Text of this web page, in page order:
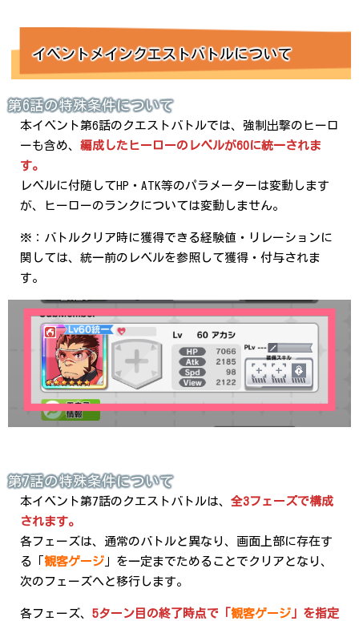
イベントメインクエストバトルについて
第6話の特殊条件について
本イベント第6話のクエストバトルでは、強制出撃のヒーロ
ーも含め、 編成したヒーローのレベルが60に統一されま
す。
レベルに付随してHP・ATK等のパラメーターは変動します
が、ヒーローのランクについては変動しません。
※：バトルクリア時に獲得できる経験値・リレーションに
関しては、統一前のレベルを参照して獲得・付与されま
す。
第7話の特殊条件について
本イベント第7話のクエストバトルは、 全3フェーズで構成
されます。
各フェーズは、通常のバトルと異なり、画面上部に存在す
る「 観客ゲージ 」を一定までためることでクリアとなり、
次のフェーズへと移行します。
各フェーズ、 5ターン目の終了時点で「 観客ゲージ 」を指定